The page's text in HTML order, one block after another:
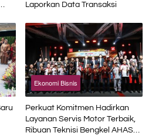
Laporkan Data Transaksi
Ekonomi Bisnis
Perkuat Komitmen Hadirkan
Layanan Servis Motor Terbaik,
Ribuan Teknisi Bengkel AHASS